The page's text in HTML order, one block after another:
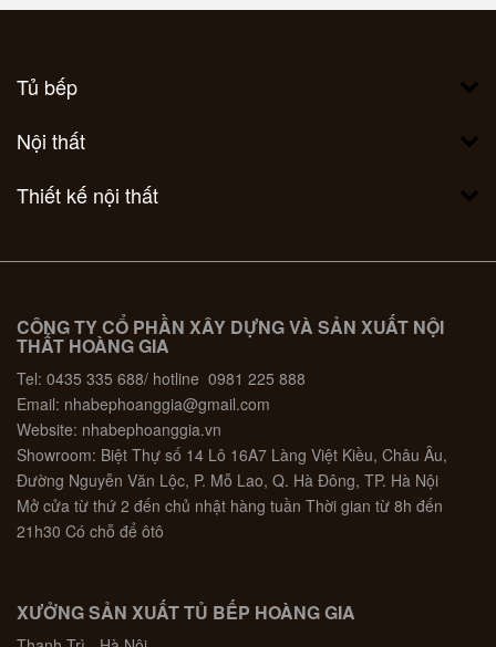
Tủ bếp
Nội thất
Thiết kế nội thất
CÔNG TY CỔ PHẦN XÂY DỰNG VÀ SẢN XUẤT NỘI
THẤT HOÀNG GIA
Tel: 0435 335 688/ hotline 0981 225 888
Email: nhabephoanggia@gmail.com
Website: nhabephoanggia.vn
Showroom: Biệt Thự số 14 Lô 16A7 Làng Việt Kiều, Châu Âu,
Đường Nguyễn Văn Lộc, P. Mỗ Lao, Q. Hà Đông, TP. Hà Nội
Mở cửa từ thứ 2 đến chủ nhật hàng tuần Thời gian từ 8h đến
21h30 Có chỗ để ôtô
XƯỞNG SẢN XUẤT TỦ BẾP HOÀNG GIA